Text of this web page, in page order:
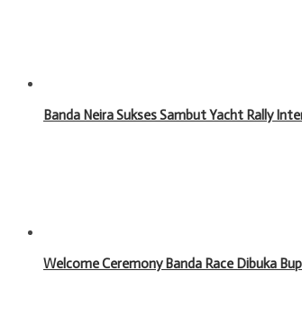
Banda Neira Sukses Sambut Yacht Rally
Welcome Ceremony Banda Race Dibuka